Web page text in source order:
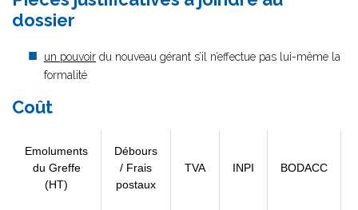
dossier
un pouvoir du nouveau gérant s’il n’effectue pas lui-même la
formalité
Coût
Emoluments
du Greffe
(HT)
Débours
/ Frais
postaux
TVA INPI BODACC